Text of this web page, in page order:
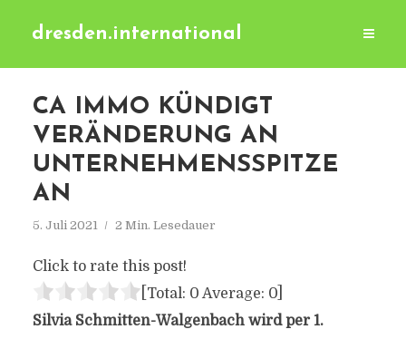
dresden.international
CA IMMO KÜNDIGT
VERÄNDERUNG AN
UNTERNEHMENSSPITZE
AN
5. Juli 2021 2 Min. Lesedauer
Click to rate this post!
[Total: 0 Average: 0]
Silvia Schmitten-Walgenbach wird per 1.